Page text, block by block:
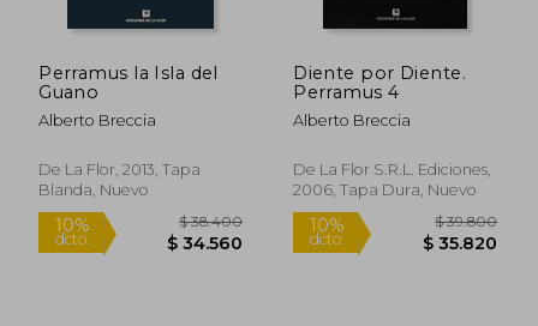
Perramus la Isla del
Guano
Alberto Breccia
De La Flor, 2013, Tapa
Blanda, Nuevo
Diente por Diente.
Perramus 4
Alberto Breccia
De La Flor S.R.L. Ediciones,
2006, Tapa Dura, Nuevo